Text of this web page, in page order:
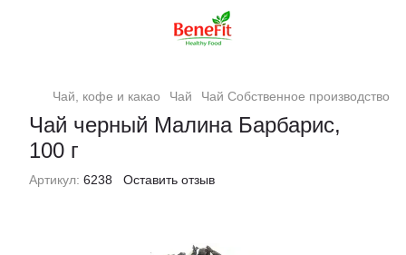
Чай, кофе и какао Чай Чай Собственное производство
Чай черный Малина Барбарис,
100 г
Артикул: 6238 Оставить отзыв